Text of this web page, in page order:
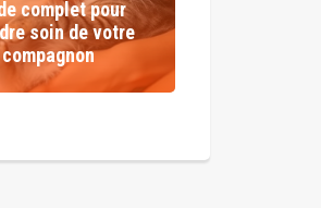
complet pour
soin de votre
compagnon